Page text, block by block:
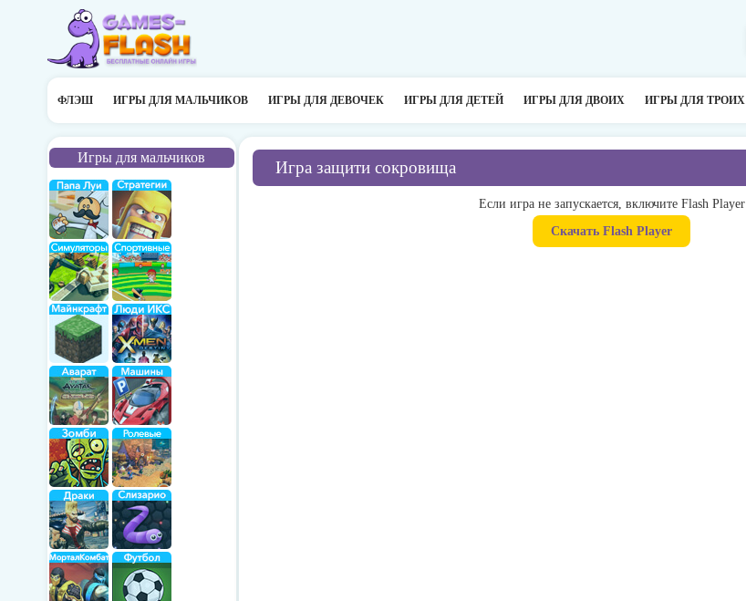
ФЛЭШ ИГРЫ ДЛЯ МАЛЬЧИКОВ ИГРЫ ДЛЯ ДЕВОЧЕК ИГРЫ ДЛЯ ДЕТЕЙ ИГРЫ ДЛЯ ДВОИХ ИГРЫ ДЛЯ ТРОИХ
Игры для мальчиков
Игра защити сокровища
Если игра не запускается, включите Flash Player
Скачать Flash Player